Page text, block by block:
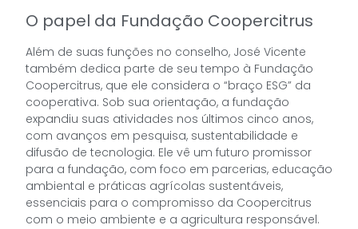
O papel da Fundação Coopercitrus
Além de suas funções no conselho, José Vicente
também dedica parte de seu tempo à Fundação
Coopercitrus, que ele considera o “braço ESG” da
cooperativa. Sob sua orientação, a fundação
expandiu suas atividades nos últimos cinco anos,
com avanços em pesquisa, sustentabilidade e
difusão de tecnologia. Ele vê um futuro promissor
para a fundação, com foco em parcerias, educação
ambiental e práticas agrícolas sustentáveis,
essenciais para o compromisso da Coopercitrus
com o meio ambiente e a agricultura responsável.